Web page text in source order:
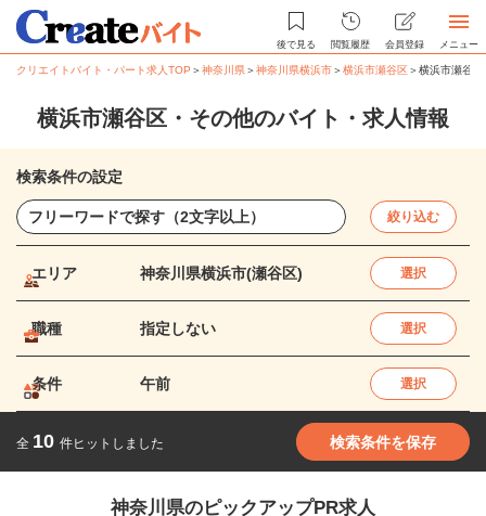
後で見る 閲覧履歴 会員登録 メニュー
クリエイトバイト・パート求人TOP ＞神奈川県＞神奈川県横浜市＞横浜市瀬谷区＞横浜市瀬谷
横浜市瀬谷区・その他のバイト・求人情報
検索条件の設定
絞り込む
エリア 神奈川県横浜市(瀬谷区) 選択
職種 指定しない 選択
条件 午前 選択
全 10 件ヒットしました 検索条件を保存
神奈川県のピックアップPR求人